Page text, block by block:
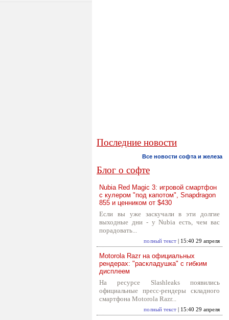
Последние новости
Все новости софта и железа
Блог о софте
Nubia Red Magic 3: игровой смартфон
с кулером "под капотом", Snapdragon
855 и ценником от $430
Если вы уже заскучали в эти долгие
выходные дни - у Nubia есть, чем вас
порадовать...
полный текст | 15:40 29 апреля
Motorola Razr на официальных
рендерах: "раскладушка" с гибким
дисплеем
На ресурсе Slashleaks появились
официальные пресс-рендеры складного
смартфона Motorola Razr...
полный текст | 15:40 29 апреля